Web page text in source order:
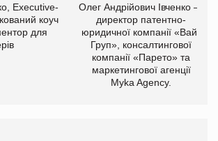
Executive-
коуч
для
Олег Андрійович Івченко —
директор патентно-
юридичної компанії «Вайз
Груп», консалтингової
компанії «Парето» та
маркетингової агенції
Myka Agency.